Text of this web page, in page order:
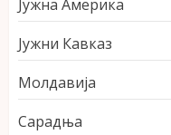
Јужна Америка
Јужни Кавказ
Молдавија
Сарадња